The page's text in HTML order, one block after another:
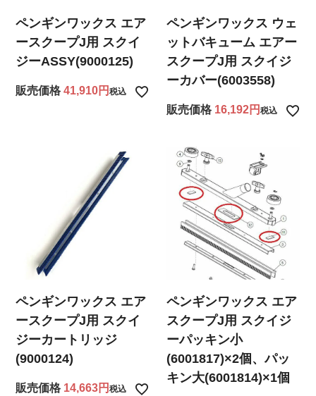
ペンギンワックス エア
ースクープJ用 スクイ
ジーASSY(9000125)
販売価格 41,910 税込
ペンギンワックス ウェ
ットバキューム エアー
スクープJ用 スクイジ
ーカバー(6003558)
販売価格 16,192 税込
ペンギンワックス エア
ースクープJ用 スクイ
ジーカートリッジ
(9000124)
販売価格 14,663 税込
ペンギンワックス エア
スクープJ用 スクイジ
ーパッキン小
(6001817)×2個、パッ
キン大(6001814)×1個